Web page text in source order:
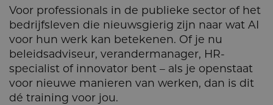
Voor professionals in de publieke sector of het
bedrijfsleven die nieuwsgierig zijn naar wat AI
voor hun werk kan betekenen. Of je nu
beleidsadviseur, verandermanager, HR-
specialist of innovator bent – als je openstaat
voor nieuwe manieren van werken, dan is dit
dé training voor jou.